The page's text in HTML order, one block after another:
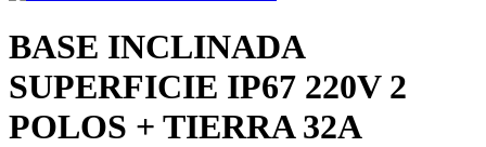
BASE INCLINADA
SUPERFICIE IP67 220V 2
POLOS + TIERRA 32A